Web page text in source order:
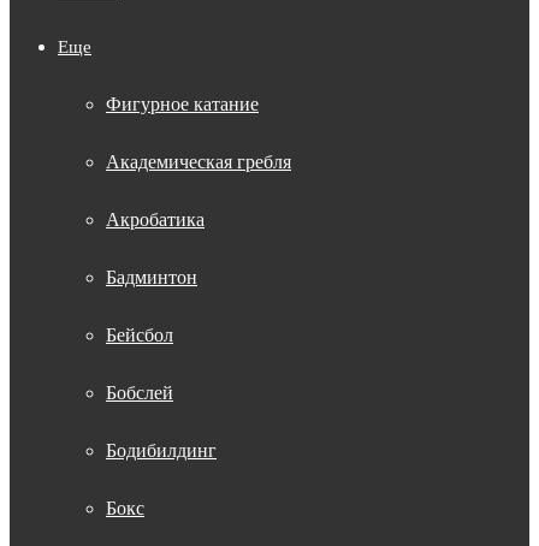
Еще
Фигурное катание
Академическая гребля
Акробатика
Бадминтон
Бейсбол
Бобслей
Бодибилдинг
Бокс